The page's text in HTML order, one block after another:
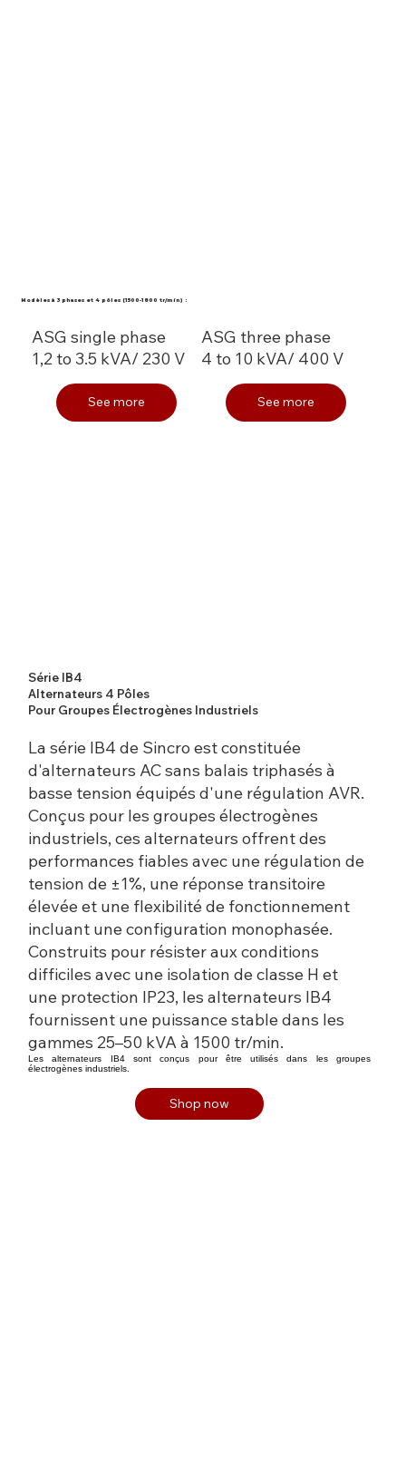
Modèles à 3 phases et 4 pôles (1500-1800 tr/min) :
ASG single phase
1,2 to 3.5 kVA/ 230 V
See more
ASG three phase
4 to 10 kVA/ 400 V
See more
Série IB4
Alternateurs 4 Pôles
Pour Groupes Électrogènes Industriels
La série IB4 de Sincro est constituée
d'alternateurs AC sans balais triphasés à
basse tension équipés d'une régulation AVR.
Conçus pour les groupes électrogènes
industriels, ces alternateurs offrent des
performances fiables avec une régulation de
tension de ±1%, une réponse transitoire
élevée et une flexibilité de fonctionnement
incluant une configuration monophasée.
Construits pour résister aux conditions
difficiles avec une isolation de classe H et
une protection IP23, les alternateurs IB4
fournissent une puissance stable dans les
gammes 25–50 kVA à 1500 tr/min.
Les alternateurs IB4 sont conçus pour être utilisés dans les groupes
électrogènes industriels.
Shop now